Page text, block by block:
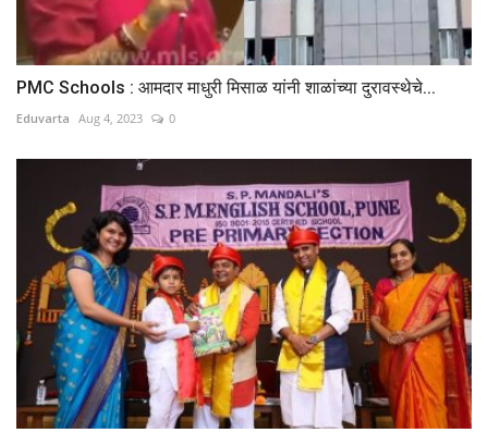
PMC Schools : आमदार माधुरी मिसाळ यांनी शाळांच्या दुरावस्थेचे...
Eduvarta Aug 4, 2023 0